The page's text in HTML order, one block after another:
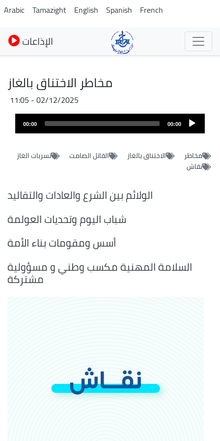
Pasar
al
contenido
principal
Arabic Tamazight English Spanish French
الإذاعات
مخاطر الاختناق بالغاز
02/12/2025 - 11:05
Archivo
audio
00:00
00:00
مخاطر الاختناق بالغاز القاتل الصامت
تسربات الغاز
نقاش
الولائم بين الشرع والعادات والتقاليد
شباب اليوم وتحديات العولمة
أسس ومقومات بناء الأمة
السلامة المهنية مكسب وطني و مسؤولية
مشتركة